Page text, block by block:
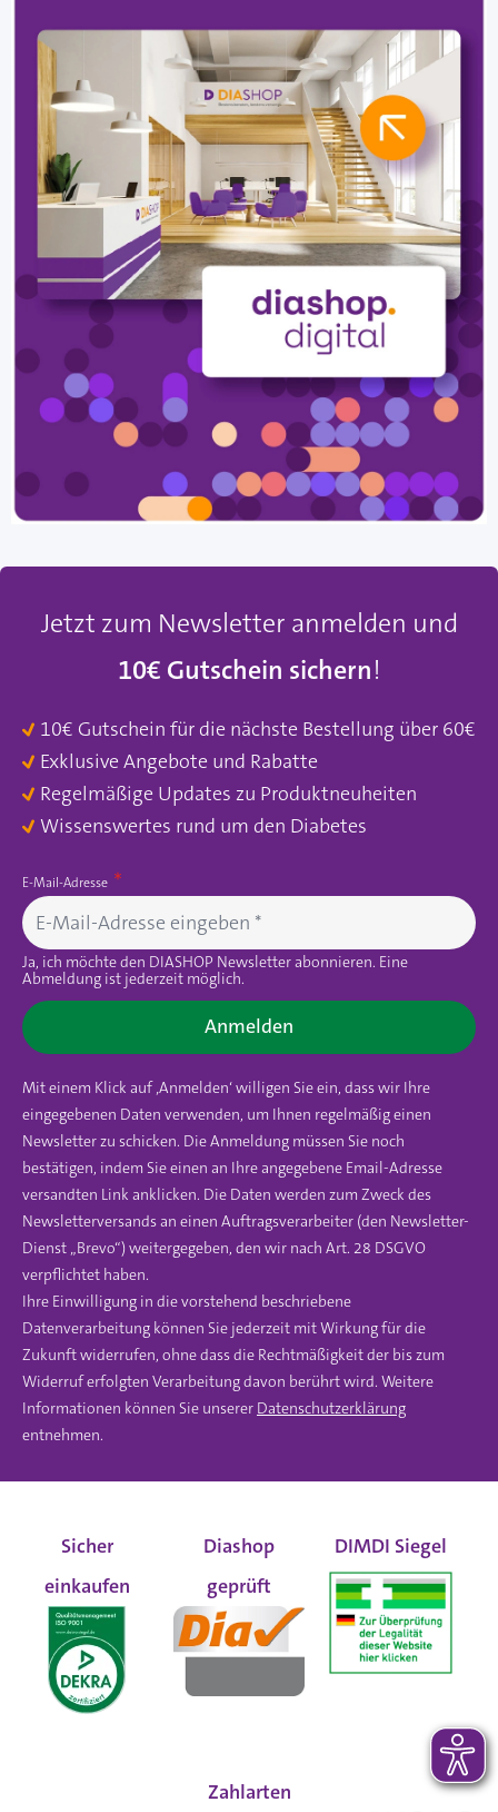
Jetzt zum Newsletter anmelden und
10€ Gutschein sichern!
10€ Gutschein für die nächste Bestellung über 60€
Exklusive Angebote und Rabatte
Regelmäßige Updates zu Produktneuheiten
Wissenswertes rund um den Diabetes
E-Mail-Adresse
Ja, ich möchte den DIASHOP Newsletter abonnieren. Eine
Abmeldung ist jederzeit möglich.
Anmelden
Mit einem Klick auf ‚Anmelden‘ willigen Sie ein, dass wir Ihre
eingegebenen Daten verwenden, um Ihnen regelmäßig einen
Newsletter zu schicken. Die Anmeldung müssen Sie noch
bestätigen, indem Sie einen an Ihre angegebene Email-Adresse
versandten Link anklicken. Die Daten werden zum Zweck des
Newsletterversands an einen Auftragsverarbeiter (den Newsletter-
Dienst „Brevo“) weitergegeben, den wir nach Art. 28 DSGVO
verpflichtet haben.
Ihre Einwilligung in die vorstehend beschriebene
Datenverarbeitung können Sie jederzeit mit Wirkung für die
Zukunft widerrufen, ohne dass die Rechtmäßigkeit der bis zum
Widerruf erfolgten Verarbeitung davon berührt wird. Weitere
Informationen können Sie unserer Datenschutzerklärung
entnehmen.
Sicher
einkaufen
Diashop
geprüft
DIMDI Siegel
Zahlarten